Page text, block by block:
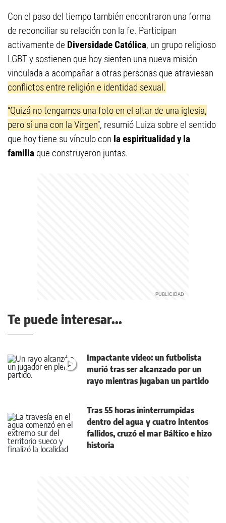
Con el paso del tiempo también encontraron una forma
de reconciliar su relación con la fe. Participan
activamente de Diversidade Católica, un grupo religioso
LGBT y sostienen que hoy sienten una nueva misión
vinculada a acompañar a otras personas que atraviesan
conflictos entre religión e identidad sexual.
“Quizá no tengamos una foto en el altar de una iglesia,
pero sí una con la Virgen”, resumió Luiza sobre el sentido
que hoy tiene su vínculo con la espiritualidad y la
familia que construyeron juntas.
Te puede interesar...
Impactante video: un futbolista
murió tras ser alcanzado por un
rayo mientras jugaban un partido
Tras 55 horas ininterrumpidas
dentro del agua y cuatro intentos
fallidos, cruzó el mar Báltico e hizo
historia